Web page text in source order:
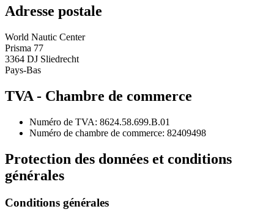
Adresse postale
World Nautic Center
Prisma 77
3364 DJ Sliedrecht
Pays-Bas
TVA - Chambre de commerce
Numéro de TVA: 8624.58.699.B.01
Numéro de chambre de commerce: 82409498
Protection des données et conditions
générales
Conditions générales